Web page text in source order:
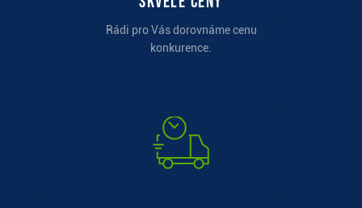
Rádi pro Vás dorovnáme cenu
konkurence.